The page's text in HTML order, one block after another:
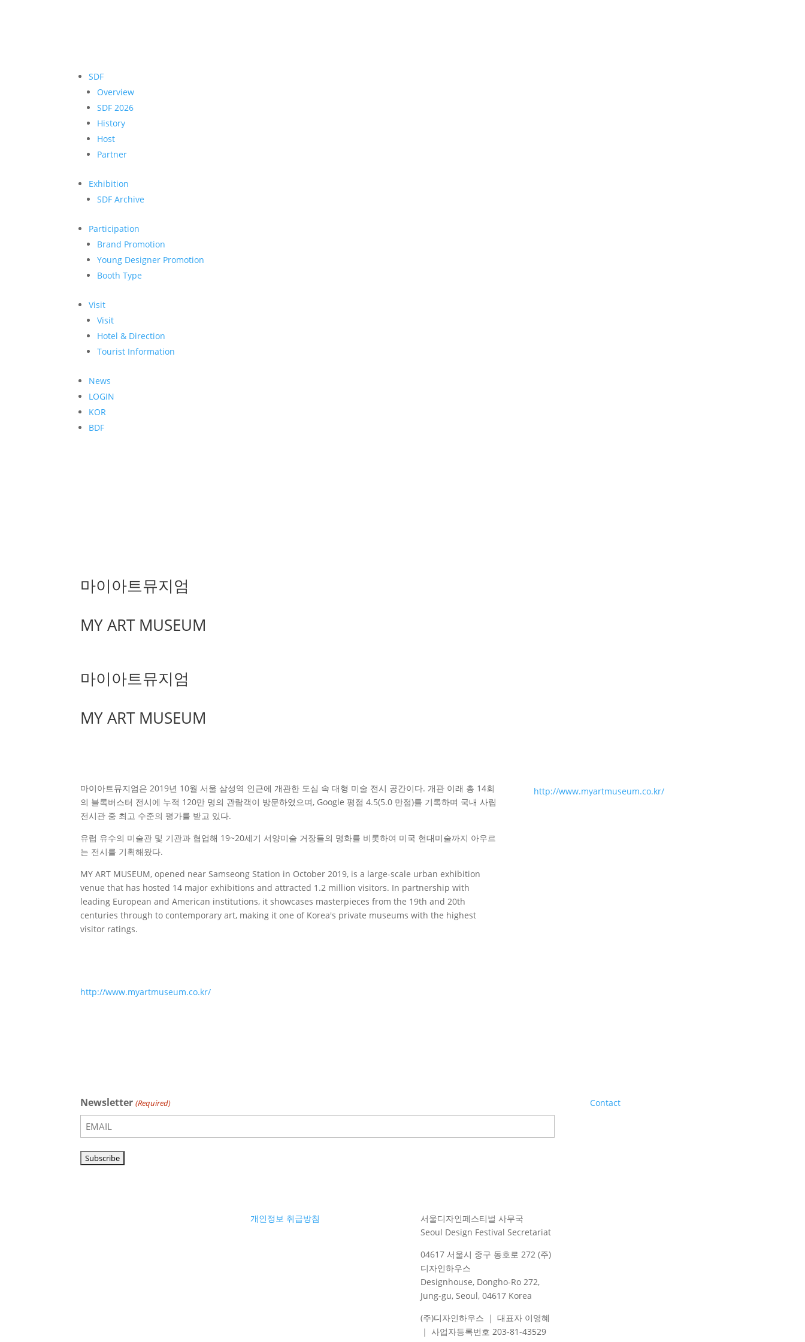
SDF
Overview
SDF 2026
History
Host
Partner
Exhibition
SDF Archive
Participation
Brand Promotion
Young Designer Promotion
Booth Type
Visit
Visit
Hotel & Direction
Tourist Information
News
LOGIN
KOR
BDF
마이아트뮤지엄
MY ART MUSEUM
마이아트뮤지엄
MY ART MUSEUM
마이아트뮤지엄은 2019년 10월 서울 삼성역 인근에 개관한 도심 속 대형 미술 전시 공간이다. 개관 이래 총 14회
의 블록버스터 전시에 누적 120만 명의 관람객이 방문하였으며, Google 평점 4.5(5.0 만점)를 기록하며 국내 사립
전시관 중 최고 수준의 평가를 받고 있다.
유럽 유수의 미술관 및 기관과 협업해 19~20세기 서양미술 거장들의 명화를 비롯하여 미국 현대미술까지 아우르
는 전시를 기획해왔다.
MY ART MUSEUM, opened near Samseong Station in October 2019, is a large-scale urban exhibition
venue that has hosted 14 major exhibitions and attracted 1.2 million visitors. In partnership with
leading European and American institutions, it showcases masterpieces from the 19th and 20th
centuries through to contemporary art, making it one of Korea's private museums with the highest
visitor ratings.
http://www.myartmuseum.co.kr/
http://www.myartmuseum.co.kr/
Newsletter (Required) Contact
개인정보 취급방침
서울디자인페스티벌 사무국
Seoul Design Festival Secretariat
04617 서울시 중구 동호로 272 (주)
디자인하우스
Designhouse, Dongho-Ro 272,
Jung-gu, Seoul, 04617 Korea
(주)디자인하우스 ｜ 대표자 이영혜
｜ 사업자등록번호 203-81-43529